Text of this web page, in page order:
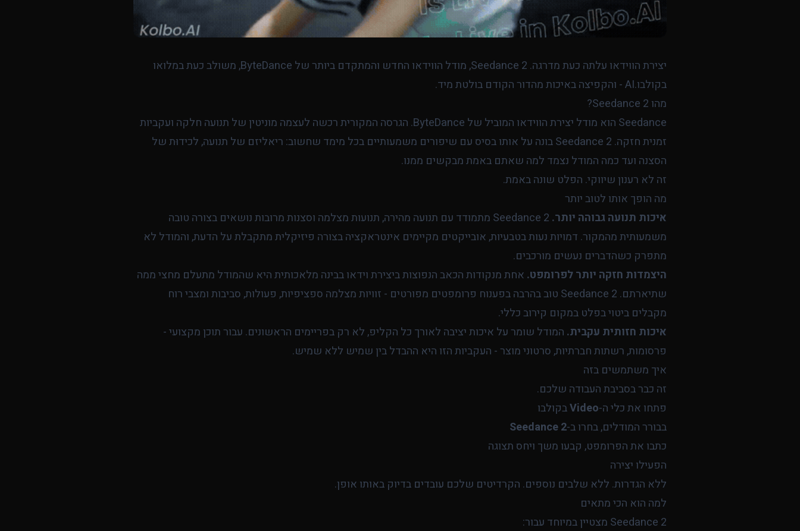
יצירת הווידאו עלתה כעת מדרגה. Seedance 2, מודל הווידאו החדש והמתקדם ביותר של ByteDance, משולב כעת במלואו
בקולבו.AI - והקפיצה באיכות מהדור הקודם בולטת מיד.
מהו Seedance 2?
Seedance הוא מודל יצירת הווידאו המוביל של ByteDance. הגרסה המקורית רכשה לעצמה מוניטין של תנועה חלקה ועקביות
זמנית חזקה. Seedance 2 בונה על אותו בסיס עם שיפורים משמעותיים בכל מימד שחשוב: ריאליזם של תנועה, לכידוּת של
הסצנה ועד כמה המודל נצמד למה שאתם באמת מבקשים ממנו.
זה לא רענון שיווקי. הפלט שונה באמת.
מה הופך אותו לטוב יותר
איכות תנועה גבוהה יותר.
Seedance 2 מתמודד עם תנועה מהירה, תנועות מצלמה וסצנות מרובות נושאים בצורה טובה
משמעותית מהמקור. דמויות נעות בטבעיות, אובייקטים מקיימים אינטראקציה בצורה פיזיקלית מתקבלת על הדעת, והמודל לא
מתפרק כשהדברים נעשים מורכבים.
היצמדות חזקה יותר לפרומפט. אחת מנקודות הכאב הנפוצות ביצירת וידאו בבינה מלאכותית היא שהמודל מתעלם מחצי ממה
שתיארתם. Seedance 2 טוב בהרבה בפענוח פרומפטים מפורטים - זוויות מצלמה ספציפיות, פעולות, סביבות ומצבי רוח
מקבלים ביטוי בפלט במקום קירוב כללי.
איכות חזותית עקבית. המודל שומר על איכות יציבה לאורך כל הקליפ, לא רק בפריימים הראשונים. עבור תוכן מקצועי -
פרסומות, רשתות חברתיות, סרטוני מוצר - העקביות הזו היא ההבדל בין שמיש ללא שמיש.
איך משתמשים בזה
זה כבר בסביבת העבודה שלכם.
פתחו את כלי ה‑Videoבקולבו
בבורר המודלים, בחרו ב‑Seedance 2
כתבו את הפרומפט, קבעו משך ויחס תצוגה
הפעילו יצירה
ללא הגדרות. ללא שלבים נוספים. הקרדיטים שלכם עובדים בדיוק באותו אופן.
למה הוא הכי מתאים
Seedance 2 מצטיין במיוחד עבור: